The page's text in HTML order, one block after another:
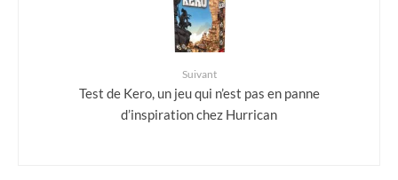
Suivant
Test de Kero, un jeu qui n’est pas en panne
d’inspiration chez Hurrican